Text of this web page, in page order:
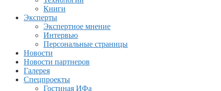
Книги
Эксперты
Экспертное мнение
Интервью
Персональные страницы
Новости
Новости партнеров
Галерея
Спецпроекты
Гостиная ИФа